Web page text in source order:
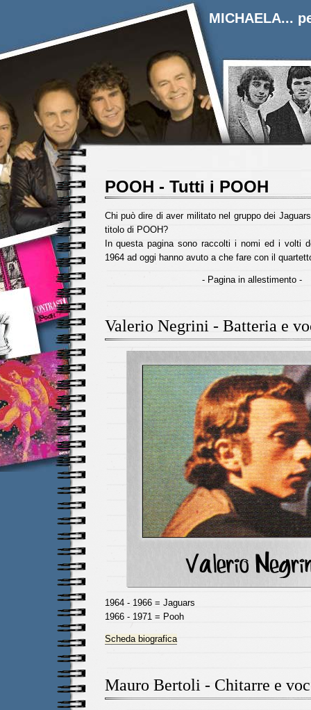
MICHAELA...
POOH - Tutti i POOH
Chi può dire di aver militato nel gruppo dei
titolo di POOH?
In questa pagina sono raccolti i nomi ed i volti
1964 ad oggi hanno avuto a che fare con il
- Pagina in allestimento -
Valerio Negrini - Batteria e
1964 - 1966 = Jaguars
1966 - 1971 = Pooh
Scheda biografica
Mauro Bertoli - Chitarre e